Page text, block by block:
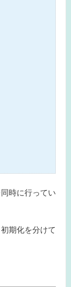
時に行ってい
期化を分けて